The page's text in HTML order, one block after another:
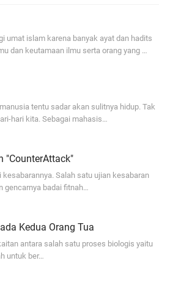
umat islam karena banyak ayat dan hadits
dan keutamaan ilmu serta orang yang …
tentu sadar akan sulitnya hidup. Tak
hari kita. Sebagai mahasis…
"CounterAttack"
Salah satu ujian kesabaran
gencarnya badai fitnah…
Kedua Orang Tua
antara salah satu proses biologis yaitu
untuk ber…